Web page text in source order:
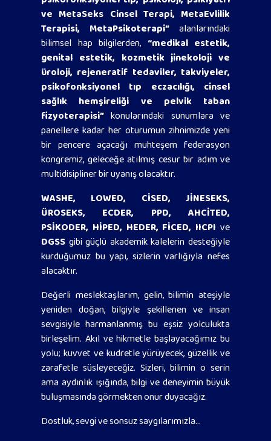
ve MetaSeks Cinsel Terapi, MetaEvlilik
Terapisi, MetaPsikoterapi” alanlarındaki
bilimsel hap bilgilerden, “medikal estetik,
genital estetik, kozmetik jinekoloji ve
üroloji, rejeneratif tedaviler, takviyeler,
psikofonksiyonel tıp eczacılığı, cinsel
sağlık hemşireliği ve pelvik taban
fizyoterapisi” konularındaki sunumlara ve
panellere kadar her oturumun zihnimizde yeni
bir pencere açacağı muhteşem federasyon
kongremiz, geleceğe atılmış cesur bir adım ve
multidisipliner bir uyanış olacaktır.
WASHE, LOWED, CİSED, JİNESEKS,
ÜROSEKS, ECDER, PPD, AHCİTED,
PSİKODER, HİPED, HEDER, FİCED, IICPI ve
DGSS gibi güçlü akademik kalelerin desteğiyle
kurduğumuz bu yapı, sizlerin varlığıyla nefes
alacaktır.
Değerli meslektaşlarım, gelin, bilimin ateşiyle
yeniden doğan, bilgiyle şekillenen ve insan
sevgisiyle harmanlanmış bu eşsiz yolculukta
birleşelim. Akıl ve hikmetle başlayacağımız bu
yolu; kuvvet ve kudretle yürüyecek, güzellik ve
zarafetle süsleyeceğiz. Sizleri, bilimin o serin
ama aydınlık ışığında, bilgi ve deneyimin büyük
buluşmasında görmekten onur duyacağız.
Dostluk, sevgi ve sonsuz saygılarımızla...